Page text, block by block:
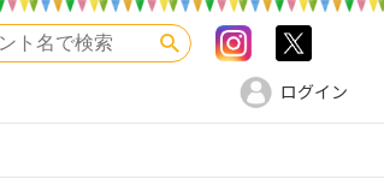
検索 Instagram
ログイン